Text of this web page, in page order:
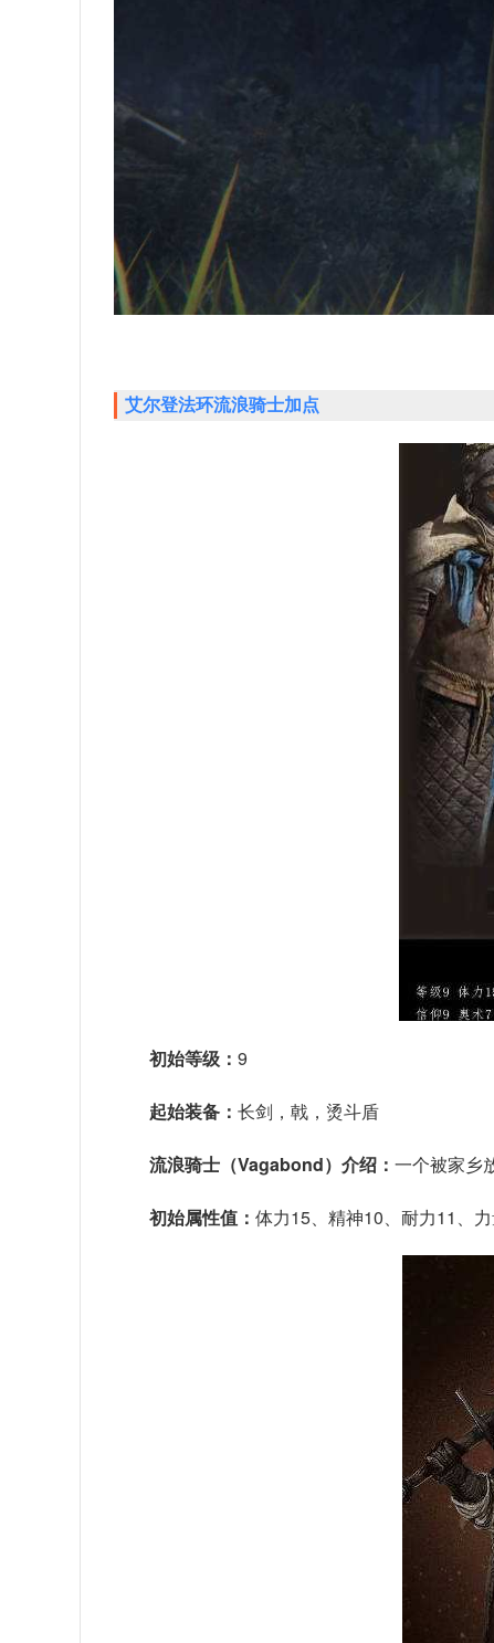
艾尔登法环流浪骑士加点
初始等级： 9
起始装备： 长剑，戟，烫斗盾
流浪骑士（Vagabond）介绍： 一个被家乡
初始属性值： 体力15、精神10、耐力11、